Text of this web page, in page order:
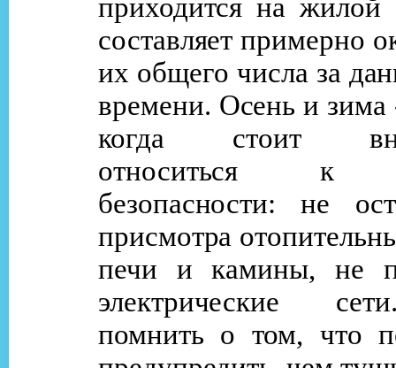
приходится на жилой
составляет примерно
их общего числа за
времени. Осень и зима
когда стоит
относиться к
безопасности: не
присмотра
печи и камины, не
электрические
помнить о том, что